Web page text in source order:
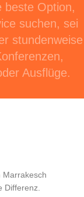
beste Option,
suchen, sei
stundenweise
Ausflüge.
Marrakesch
Differenz.